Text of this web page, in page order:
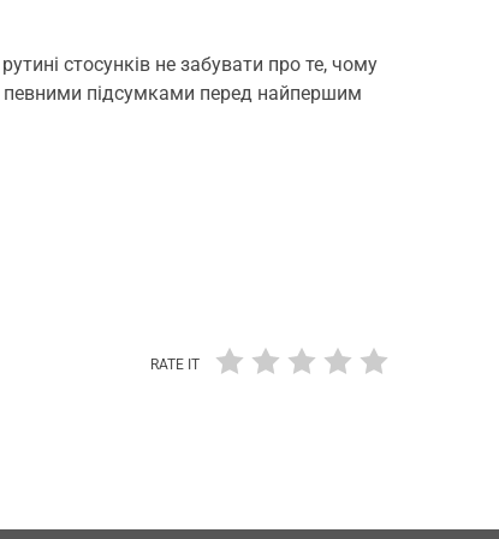
стосунків не забувати про те, чому
певними підсумками перед найпершим
RATE IT